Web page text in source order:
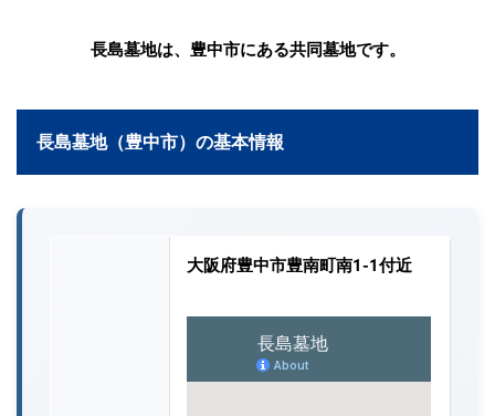
長島墓地は、豊中市にある共同墓地です。
長島墓地（豊中市）の基本情報
大阪府豊中市豊南町南1-1付近